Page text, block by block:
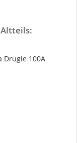
Drugie 100A